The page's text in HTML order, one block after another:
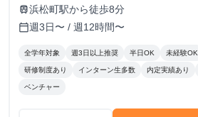
train浜松町駅から徒歩8分
calendar_today週3日〜 / 週12時間〜
全学年対象 週3日以上推奨 半日OK 未経験OK
研修制度あり インターン生多数 内定実績あり
ベンチャー